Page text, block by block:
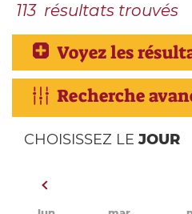
113 résultats trouvés
Voyez les
Recherche
CHOISISSEZ LEJOUR